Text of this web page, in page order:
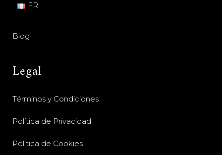
FR
Blog
Legal
Términos y Condiciones
Política de Privacidad
Política de Cookies